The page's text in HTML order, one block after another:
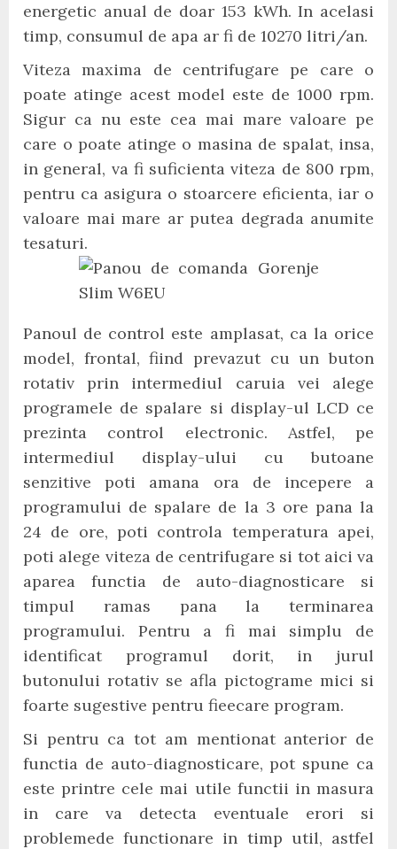
energetic anual de doar 153 kWh. In acelasi
timp, consumul de apa ar fi de 10270 litri/an.
Viteza maxima de centrifugare pe care o
poate atinge acest model este de 1000 rpm.
Sigur ca nu este cea mai mare valoare pe
care o poate atinge o masina de spalat, insa,
in general, va fi suficienta viteza de 800 rpm,
pentru ca asigura o stoarcere eficienta, iar o
valoare mai mare ar putea degrada anumite
tesaturi.
Panoul de control este amplasat, ca la orice
model, frontal, fiind prevazut cu un buton
rotativ prin intermediul caruia vei alege
programele de spalare si display-ul LCD ce
prezinta control electronic. Astfel, pe
intermediul display-ului cu butoane
senzitive poti amana ora de incepere a
programului de spalare de la 3 ore pana la
24 de ore, poti controla temperatura apei,
poti alege viteza de centrifugare si tot aici va
aparea functia de auto-diagnosticare si
timpul ramas pana la terminarea
programului. Pentru a fi mai simplu de
identificat programul dorit, in jurul
butonului rotativ se afla pictograme mici si
foarte sugestive pentru fieecare program.
Si pentru ca tot am mentionat anterior de
functia de auto-diagnosticare, pot spune ca
este printre cele mai utile functii in masura
in care va detecta eventuale erori si
problemede functionare in timp util, astfel